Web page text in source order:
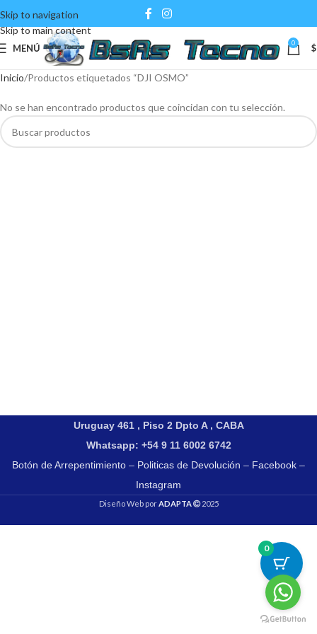
Skip to navigation
Skip to main content
MENÚ 0 $
Inicio Productos etiquetados “DJI OSMO”
No se han encontrado productos que coincidan con tu selección.
Uruguay 461 , Piso 2 Dpto A , CABA
Whatsapp: +54 9 11 6002 6742
Botón de Arrepentimiento – Politicas de Devolución – Facebook –
Instagram
Diseño Web porADAPTA 2025
0